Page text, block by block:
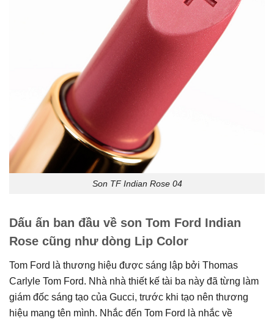
Son TF Indian Rose 04
Dấu ấn ban đầu về son Tom Ford Indian
Rose cũng như dòng Lip Color
Tom Ford là thương hiệu được sáng lập bởi Thomas
Carlyle Tom Ford. Nhà nhà thiết kế tài ba này đã từng làm
giám đốc sáng tạo của Gucci, trước khi tạo nên thương
hiệu mang tên mình. Nhắc đến Tom Ford là nhắc về